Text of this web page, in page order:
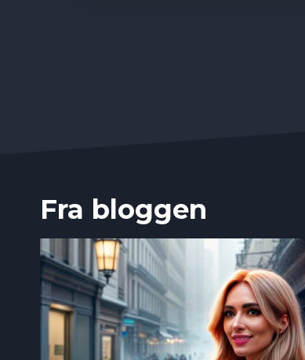
Fra bloggen